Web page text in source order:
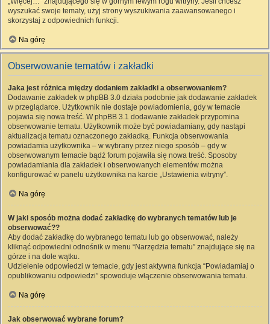
wyszukać swoje tematy, użyj strony wyszukiwania zaawansowanego i
skorzystaj z odpowiednich funkcji.
Na górę
Obserwowanie tematów i zakładki
Jaka jest różnica między dodaniem zakładki a obserwowaniem?
Dodawanie zakładek w phpBB 3.0 działa podobnie jak dodawanie zakładek
w przeglądarce. Użytkownik nie dostaje powiadomienia, gdy w temacie
pojawia się nowa treść. W phpBB 3.1 dodawanie zakładek przypomina
obserwowanie tematu. Użytkownik może być powiadamiany, gdy nastąpi
aktualizacja tematu oznaczonego zakładką. Funkcja obserwowania
powiadamia użytkownika – w wybrany przez niego sposób – gdy w
obserwowanym temacie bądź forum pojawiła się nowa treść. Sposoby
powiadamiania dla zakładek i obserwowanych elementów można
konfigurować w panelu użytkownika na karcie „Ustawienia witryny”.
Na górę
W jaki sposób można dodać zakładkę do wybranych tematów lub je
obserwować??
Aby dodać zakładkę do wybranego tematu lub go obserwować, należy
kliknąć odpowiedni odnośnik w menu “Narzędzia tematu” znajdujące się na
górze i na dole wątku.
Udzielenie odpowiedzi w temacie, gdy jest aktywna funkcja “Powiadamiaj o
opublikowaniu odpowiedzi” spowoduje włączenie obserwowania tematu.
Na górę
Jak obserwować wybrane forum?